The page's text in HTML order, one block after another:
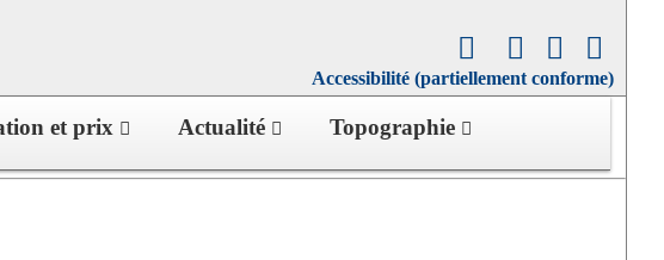
Accessibilité (partiellement conforme)
et prix Actualité Topographie